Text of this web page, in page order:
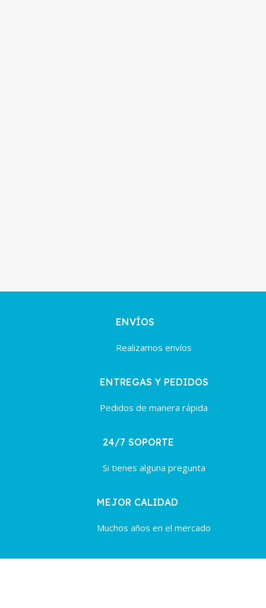
ENVÍOS
Realizamos envíos
ENTREGAS Y PEDIDOS
Pedidos de manera rápida
24/7 SOPORTE
Si tienes alguna pregunta
MEJOR CALIDAD
Muchos años en el mercado